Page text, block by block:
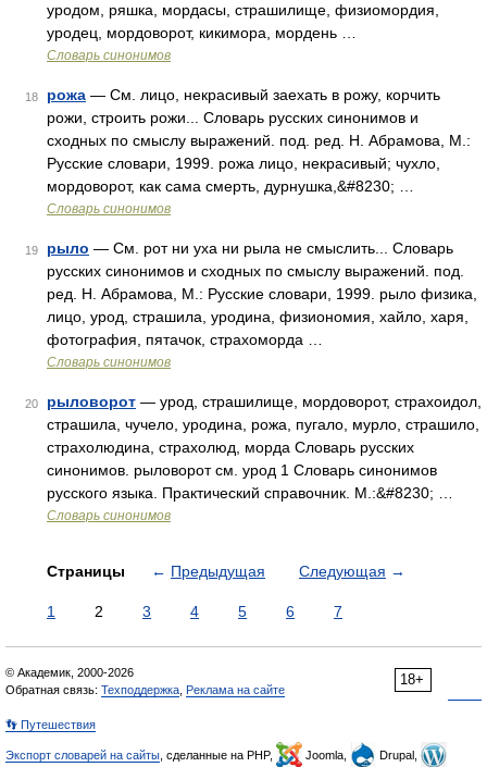
уродом, ряшка, мордасы, страшилище, физиомордия,
уродец, мордоворот, кикимора, мордень …
Словарь синонимов
18 рожа — См. лицо, некрасивый заехать в рожу, корчить
рожи, строить рожи... Словарь русских синонимов и
сходных по смыслу выражений. под. ред. Н. Абрамова, М.:
Русские словари, 1999. рожа лицо, некрасивый; чухло,
мордоворот, как сама смерть, дурнушка,&#8230; …
Словарь синонимов
19 рыло — См. рот ни уха ни рыла не смыслить... Словарь
русских синонимов и сходных по смыслу выражений. под.
ред. Н. Абрамова, М.: Русские словари, 1999. рыло физика,
лицо, урод, страшила, уродина, физиономия, хайло, харя,
фотография, пятачок, страхоморда …
Словарь синонимов
20 рыловорот — урод, страшилище, мордоворот, страхоидол,
страшила, чучело, уродина, рожа, пугало, мурло, страшило,
страхолюдина, страхолюд, морда Словарь русских
синонимов. рыловорот см. урод 1 Словарь синонимов
русского языка. Практический справочник. М.:&#8230; …
Словарь синонимов
Страницы ← Предыдущая Следующая →
1 2 3 4 5 6 7
18+
© Академик, 2000-2026
Обратная связь: Техподдержка Реклама на сайте
👣 Путешествия
Экспорт словарей на сайты , сделанные на PHP, Joomla,
Drupal,